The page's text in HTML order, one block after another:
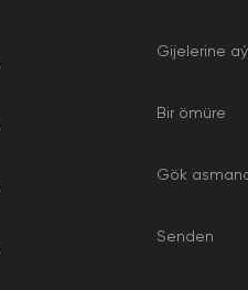
Gijelerine
Bir ömüre
Gök
Senden